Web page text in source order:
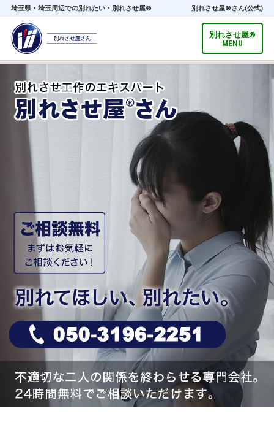
埼玉県・埼玉周辺での別れたい・別れさせ屋® 別れさせ屋®さん(公式)
別れさせ屋®
MENU